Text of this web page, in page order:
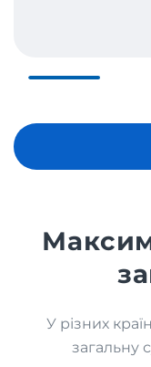
У різних
загальну